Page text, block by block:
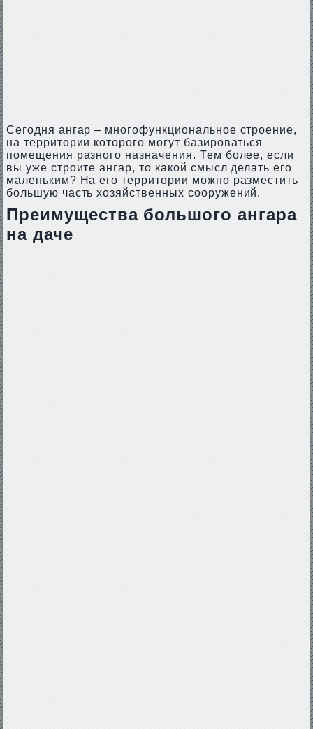
Сегодня ангар – многофункциональное строение,
на территории которого могут базироваться
помещения разного назначения. Тем более, если
вы уже строите ангар, то какой смысл делать его
маленьким? На его территории можно разместить
большую часть хозяйственных сооружений.
Преимущества большого ангара
на даче